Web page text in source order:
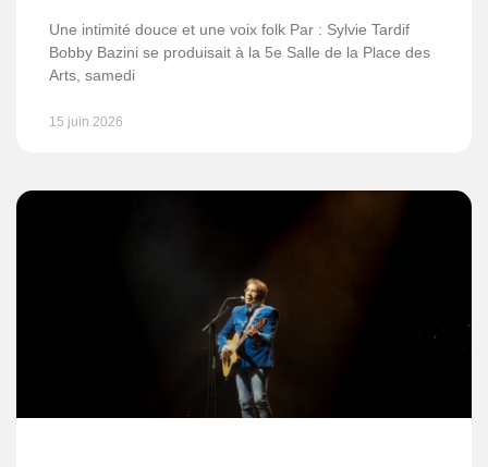
Une intimité douce et une voix folk Par : Sylvie Tardif
Bobby Bazini se produisait à la 5e Salle de la Place des
Arts, samedi
15 juin 2026